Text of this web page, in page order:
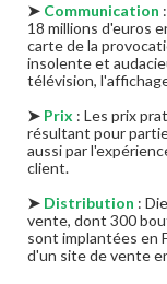
➤ Communication
18 millions d'euros
carte de la
insolente et
télévision,
➤ Prix : Les prix
résultant pour
aussi par
client.
➤ Distribution :
vente, dont 300
sont implantées en
d'un site de vente